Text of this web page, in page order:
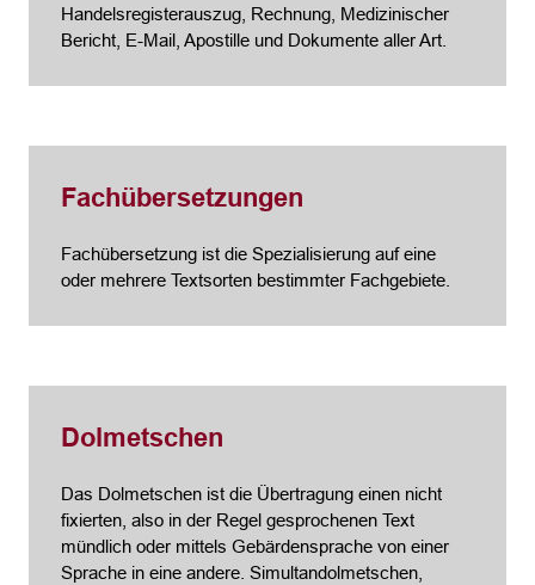
Handelsregisterauszug, Rechnung, Medizinischer
Bericht, E-Mail, Apostille und Dokumente aller Art.
Fachübersetzungen
Fachübersetzung ist die Spezialisierung auf eine
oder mehrere Textsorten bestimmter Fachgebiete.
Dolmetschen
Das Dolmetschen ist die Übertragung einen nicht
fixierten, also in der Regel gesprochenen Text
mündlich oder mittels Gebärdensprache von einer
Sprache in eine andere. Simultandolmetschen,